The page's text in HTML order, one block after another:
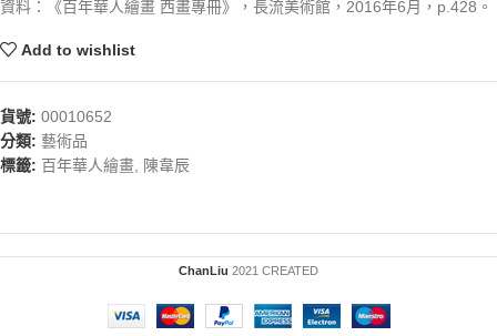
資料：《百年華人繪畫 西畫專冊》，長流美術館，2016年6月，p.428。
Add to wishlist
貨號: 00010652
分類: 藝術品
標籤: 百年華人繪畫 陳韋辰
ChanLiu 2021 CREATED